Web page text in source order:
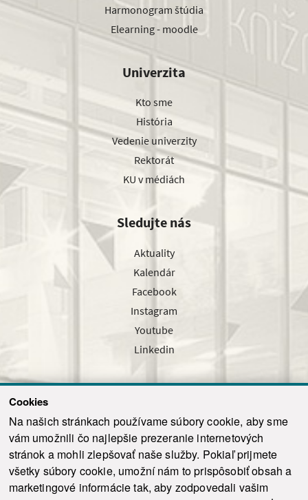
Cookies
Na našich stránkach používame súbory cookie, aby sme
vám umožnili čo najlepšie prezeranie internetových
stránok a mohli zlepšovať naše služby. Pokiaľ prijmete
všetky súbory cookie, umožní nám to prispôsobiť obsah a
marketingové informácie tak, aby zodpovedali vašim
Harmonogram štúdia
Elearning - moodle
Univerzita
Kto sme
História
Vedenie univerzity
Rektorát
KU v médiách
Sledujte nás
Aktuality
Kalendár
Facebook
Instagram
Youtube
Linkedin
Odoslať